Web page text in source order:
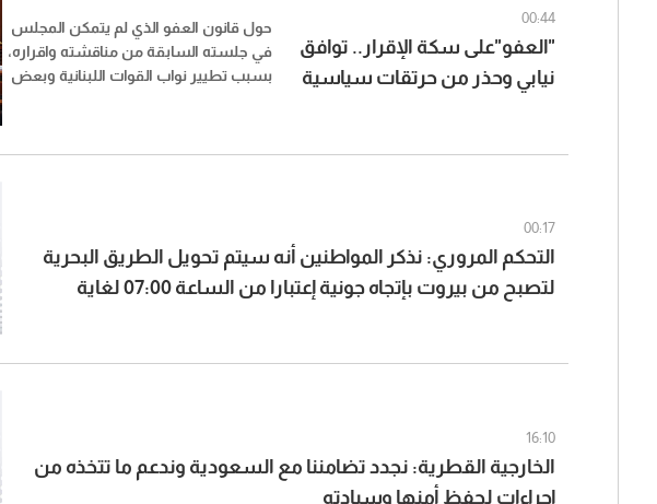
00:44
"العفو"على سكة الإقرار.. توافق
نيابي وحذر من حرتقات سياسية
حول قانون العفو الذي لم يتمكن المجلس
في جلسته السابقة من مناقشته واقراره،
بسبب تطيير نواب القوات اللبنانية وبعض
الحلفاء النصاب، قال مصدر لصحيفة "الديار"
00:17
التحكم المروري: نذكر المواطنين أنه سيتم تحويل الطريق البحرية
لتصبح من بيروت بإتجاه جونية إعتبارا من الساعة 07:00 لغاية
16:10
الخارجية القطرية: نجدد تضامننا مع السعودية وندعم ما تتخذه من
إجراءات لحفظ أمنها وسيادته